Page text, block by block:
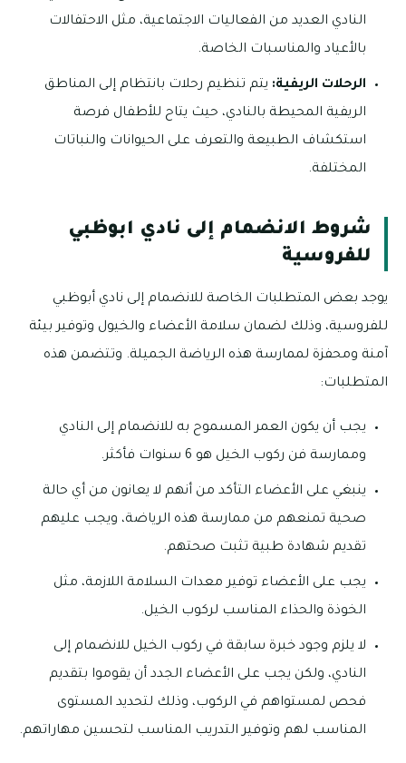
النادي العديد من الفعاليات الاجتماعية، مثل الاحتفالات
بالأعياد والمناسبات الخاصة.
الرحلات الريفية: يتم تنظيم رحلات بانتظام إلى المناطق
الريفية المحيطة بالنادي، حيث يتاح للأطفال فرصة
استكشاف الطبيعة والتعرف على الحيوانات والنباتات
المختلفة.
شروط الانضمام إلى نادي ابوظبي
للفروسية
يوجد بعض المتطلبات الخاصة للانضمام إلى نادي أبوظبي
للفروسية، وذلك لضمان سلامة الأعضاء والخيول وتوفير بيئة
آمنة ومحفزة لممارسة هذه الرياضة الجميلة. وتتضمن هذه
المتطلبات:
يجب أن يكون العمر المسموح به للانضمام إلى النادي
وممارسة فن ركوب الخيل هو 6 سنوات فأكثر.
ينبغي على الأعضاء التأكد من أنهم لا يعانون من أي حالة
صحية تمنعهم من ممارسة هذه الرياضة، ويجب عليهم
تقديم شهادة طبية تثبت صحتهم.
يجب على الأعضاء توفير معدات السلامة اللازمة، مثل
الخوذة والحذاء المناسب لركوب الخيل.
لا يلزم وجود خبرة سابقة في ركوب الخيل للانضمام إلى
النادي، ولكن يجب على الأعضاء الجدد أن يقوموا بتقديم
فحص لمستواهم في الركوب، وذلك لتحديد المستوى
المناسب لهم وتوفير التدريب المناسب لتحسين مهاراتهم.